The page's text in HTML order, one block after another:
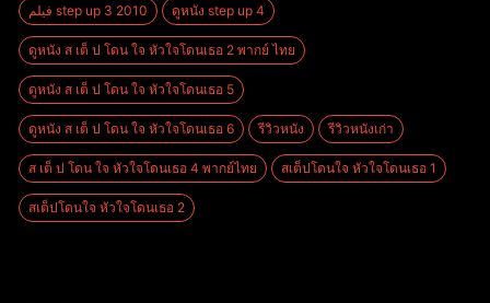
فیلم step up 3 2010 ดูหนัง step up 4
ดูหนัง ส เต็ ป โดน ใจ หัวใจโดนเธอ 2 พากย์ ไทย
ดูหนัง ส เต็ ป โดน ใจ หัวใจโดนเธอ 5
ดูหนัง ส เต็ ป โดน ใจ หัวใจโดนเธอ 6 รีวิวหนัง รีวิวหนังเก่า
ส เต็ ป โดน ใจ หัวใจโดนเธอ 4 พากย์ไทย สเต็ปโดนใจ หัวใจโดนเธอ 1
สเต็ปโดนใจ หัวใจโดนเธอ 2